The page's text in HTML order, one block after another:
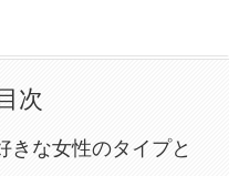
目次
きな女性のタイプと